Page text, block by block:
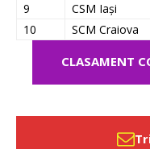
9
CSM Iași
10
SCM Craiova
CLASAMENT